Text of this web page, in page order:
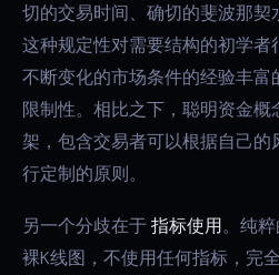
切的交易时间、确切的斐波那契
这种规定性对需要结构的初学
不断变化的市场条件的经验丰
限制性。相比之下，聪明资金
架，包含交易者可以根据自己
行定制的原则。
另一个分歧在于指标使用。纯
裸K线图，不使用任何指标，完